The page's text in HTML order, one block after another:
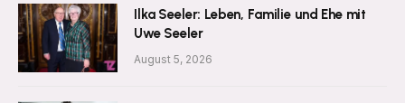
Ilka Seeler: Leben, Familie und Ehe mit
Uwe Seeler
August 5, 2026